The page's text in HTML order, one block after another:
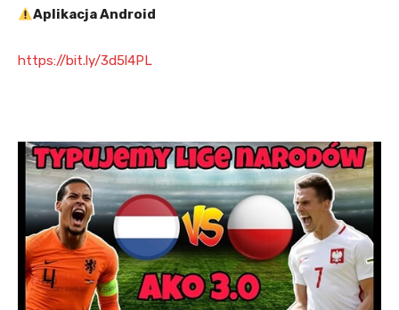
Aplikacja Android
https://bit.ly/3d5l4PL